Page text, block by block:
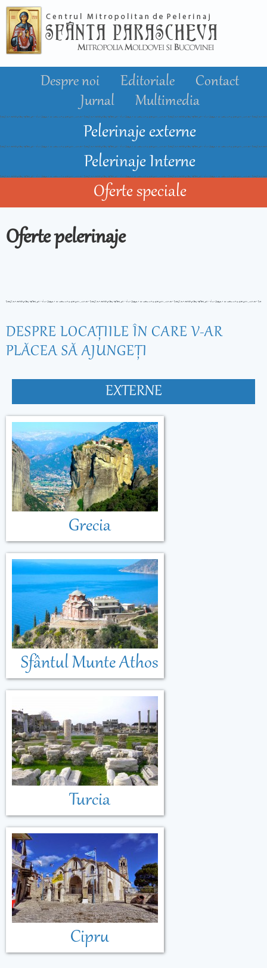
conţinutul
principal
Despre noi Editoriale
Contact
Jurnal
Multimedia
Pelerinaje externe
Pelerinaje Interne
Oferte speciale
Oferte pelerinaje
DESPRE LOCAŢIILE ÎN CARE V-AR
PLĂCEA SĂ AJUNGEŢI
EXTERNE
Grecia
Sfântul Munte Athos
Turcia
Cipru